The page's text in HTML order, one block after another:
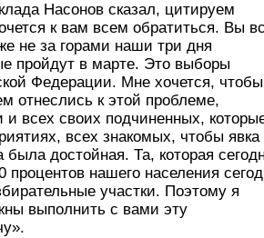
Насонов сказал, цитируем
к вам всем обратиться. Вы
не за горами наши три дня
пройдут в марте. Это выборы
Федерации. Мне хочется, чтобы
отнеслись к этой проблеме,
и всех своих подчиненных,
всех знакомых, чтобы явка
была достойная. Та, которая
процентов нашего населения
участки. Поэтому я
выполнить с вами эту